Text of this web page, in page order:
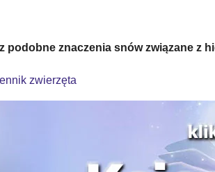
podobne znaczenia snów związane z
zwierzęta